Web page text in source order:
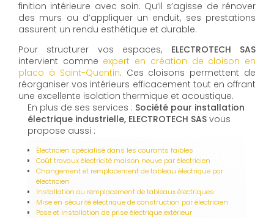
finition intérieure avec soin. Qu’il s’agisse de rénover
des murs ou d’appliquer un enduit, ses prestations
assurent un rendu esthétique et durable.
Pour structurer vos espaces, ELECTROTECH SAS
intervient comme expert en création de cloison en
placo à Saint-Quentin. Ces cloisons permettent de
réorganiser vos intérieurs efficacement tout en offrant
une excellente isolation thermique et acoustique.
En plus de ses services : Société pour installation
électrique industrielle, ELECTROTECH SAS vous
propose aussi :
Électricien spécialisé dans les courants faibles
Coût travaux électricité maison neuve par électricien
Changement et remplacement de tableau électrique par
électricien
Installation ou remplacement de tableaux électriques
Mise en sécurité électrique de construction par électricien
Pose et installation de prise électrique extérieur